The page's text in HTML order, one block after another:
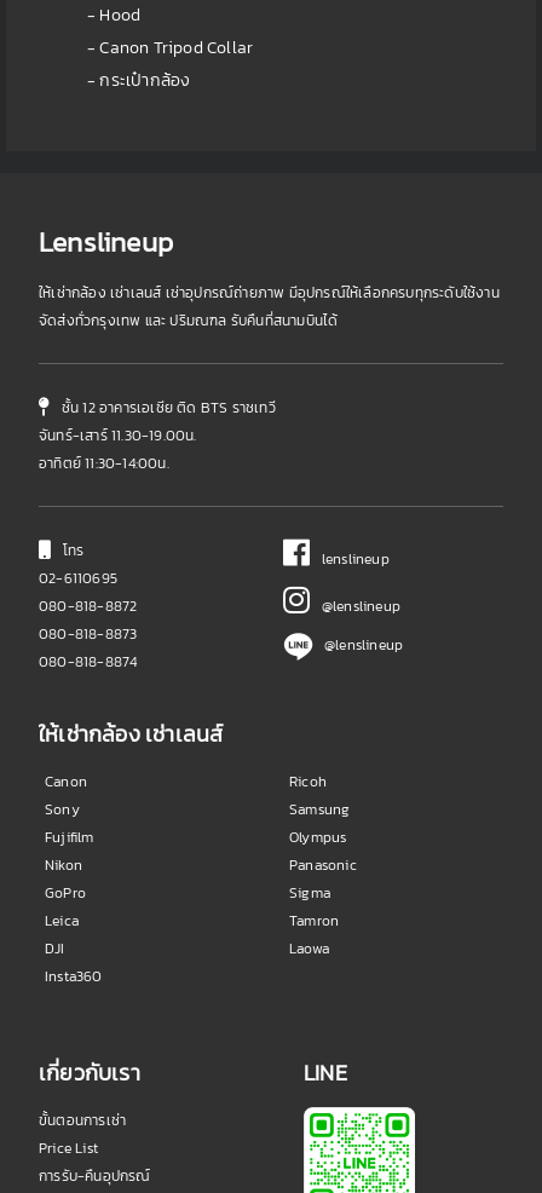
- Hood
- Canon Tripod Collar
- กระเป๋ากล้อง
Lenslineup
ให้เช่ากล้อง เช่าเลนส์ เช่าอุปกรณ์ถ่ายภาพ มีอุปกรณ์ให้เลือกครบทุกระดับใช้งาน
จัดส่งทั่วกรุงเทพ และ ปริมณฑล รับคืนที่สนามบินได้
ชั้น 12 อาคารเอเชีย ติด BTS ราชเทวี
จันทร์-เสาร์ 11.30-19.00น.
อาทิตย์ 11:30-14:00น.
โทร
02-6110695
080-818-8872
080-818-8873
080-818-8874
lenslineup
@lenslineup
@lenslineup
ให้เช่ากล้อง เช่าเลนส์
Canon
Sony
Fujifilm
Nikon
GoPro
Leica
DJI
Insta360
Ricoh
Samsung
Olympus
Panasonic
Sigma
Tamron
Laowa
เกี่ยวกับเรา
ขั้นตอนการเช่า
Price List
การรับ-คืนอุปกรณ์
LINE